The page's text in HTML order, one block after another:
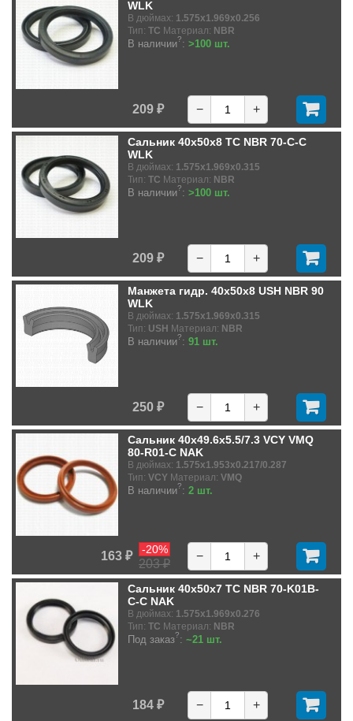
WLK
В дюймах: 1.575x1.969x0.256
Тип: TC Материал: NBR
В наличии?: >100 шт.
209 ₽ − +
Сальник 40x50x8 TC NBR 70-C-C
WLK
В дюймах: 1.575x1.969x0.315
Тип: TC Материал: NBR
В наличии?: >100 шт.
209 ₽ − +
Манжета гидр. 40x50x8 USH NBR 90
WLK
В дюймах: 1.575x1.969x0.315
Тип: USH Материал: NBR
В наличии?: 91 шт.
250 ₽ − +
Сальник 40x49.6x5.5/7.3 VCY VMQ
80-R01-C NAK
В дюймах: 1.575x1.953x0.217/0.287
Тип: VCY Материал: VMQ
В наличии?: 2 шт.
163 ₽
203 ₽
-20% − +
Сальник 40x50x7 TC NBR 70-K01B-
C-C NAK
В дюймах: 1.575x1.969x0.276
Тип: TC Материал: NBR
Под заказ?: ~21 шт.
184 ₽ − +